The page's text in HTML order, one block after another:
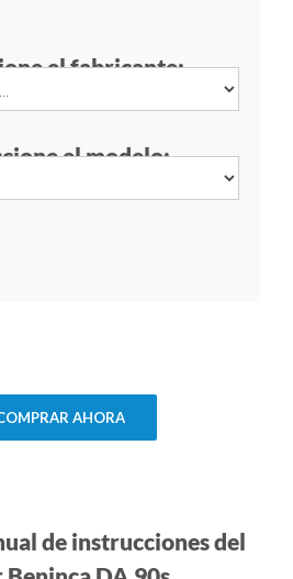
el fabricante:
el modelo:
AHORA
de instrucciones del